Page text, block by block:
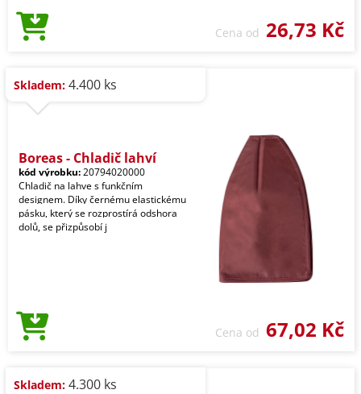
Cena od 26,73 Kč
Skladem: 4.400 ks
Boreas - Chladič lahví
kód výrobku:20794020000
Chladič na lahve s funkčním
designem. Díky černému elastickému
pásku, který se rozprostírá odshora
dolů, se přizpůsobí j
Cena od 67,02 Kč
Skladem: 4.300 ks